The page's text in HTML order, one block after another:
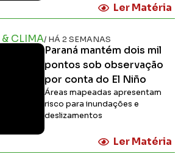
Ler Matéria
CLIMA/ HÁ 2 SEMANAS
Paraná mantém dois mil
pontos sob observação
por conta do El Niño
Áreas mapeadas apresentam
risco para inundações e
deslizamentos
Ler Matéria